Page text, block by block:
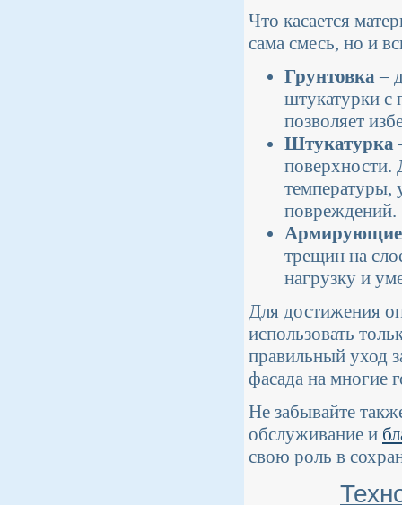
Что касается
сама смесь, но и
Грунтовка–
штукатурки с
позволяет
Штукатурка
поверхности.
температуры,
повреждений.
Армирующие
трещин на
нагрузку и
Для достижения
использовать
правильный уход
фасада на многие
Не забывайте
обслуживание и
свою роль в